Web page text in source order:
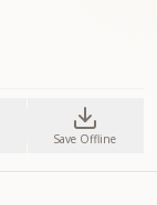
Save Offline